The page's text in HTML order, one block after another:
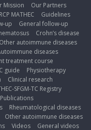
Mission
Our Partners
MATHEC
Guidelines
up
General follow-up
Crohn’s disease
Other autoimmune diseases
diseases
treatment course
guide
Physiotherapy
Clinical research
SFGM-TC Registry
Publications
Rheumatological diseases
Other autoimmune diseases
Videos General videos